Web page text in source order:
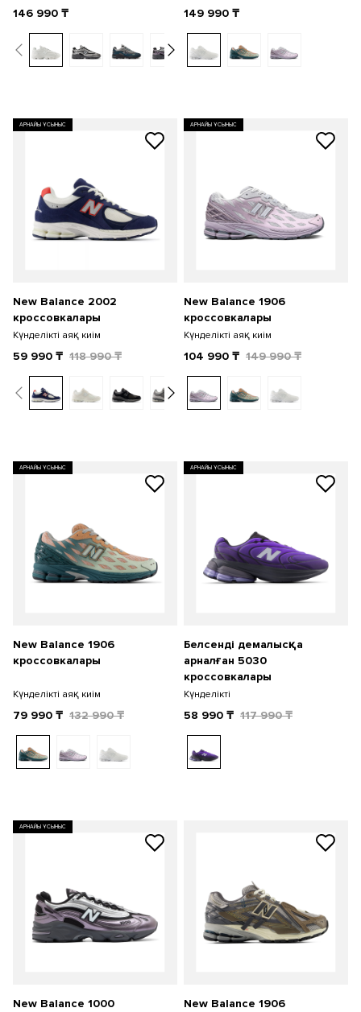
146 990 ₸ 149 990 ₸
АРНАЙЫ ҰСЫНЫС
New Balance 2002
кроссовкалары
Күнделікті аяқ киім
59 990 ₸ 118 990₸
АРНАЙЫ ҰСЫНЫС
New Balance 1906
кроссовкалары
Күнделікті аяқ киім
104 990 ₸ 149 990₸
АРНАЙЫ ҰСЫНЫС
New Balance 1906
кроссовкалары
Күнделікті аяқ киім
79 990 ₸ 132 990₸
АРНАЙЫ ҰСЫНЫС
Белсенді демалысқа
арналған 5030
кроссовкалары
Күнделікті
58 990 ₸ 117 990₸
АРНАЙЫ ҰСЫНЫС
New Balance 1000
New Balance 1906